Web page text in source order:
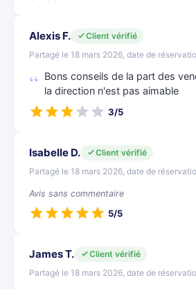
Alexis F.
Client vérifié
Partagé le 18 mars 2026, date de
Bons conseils de la part des
la direction n'est pas aimable
3/5
Isabelle D.
Client vérifié
Partagé le 18 mars 2026, date de
Avis sans commentaire
5/5
James T.
Client vérifié
Partagé le 18 mars 2026, date de